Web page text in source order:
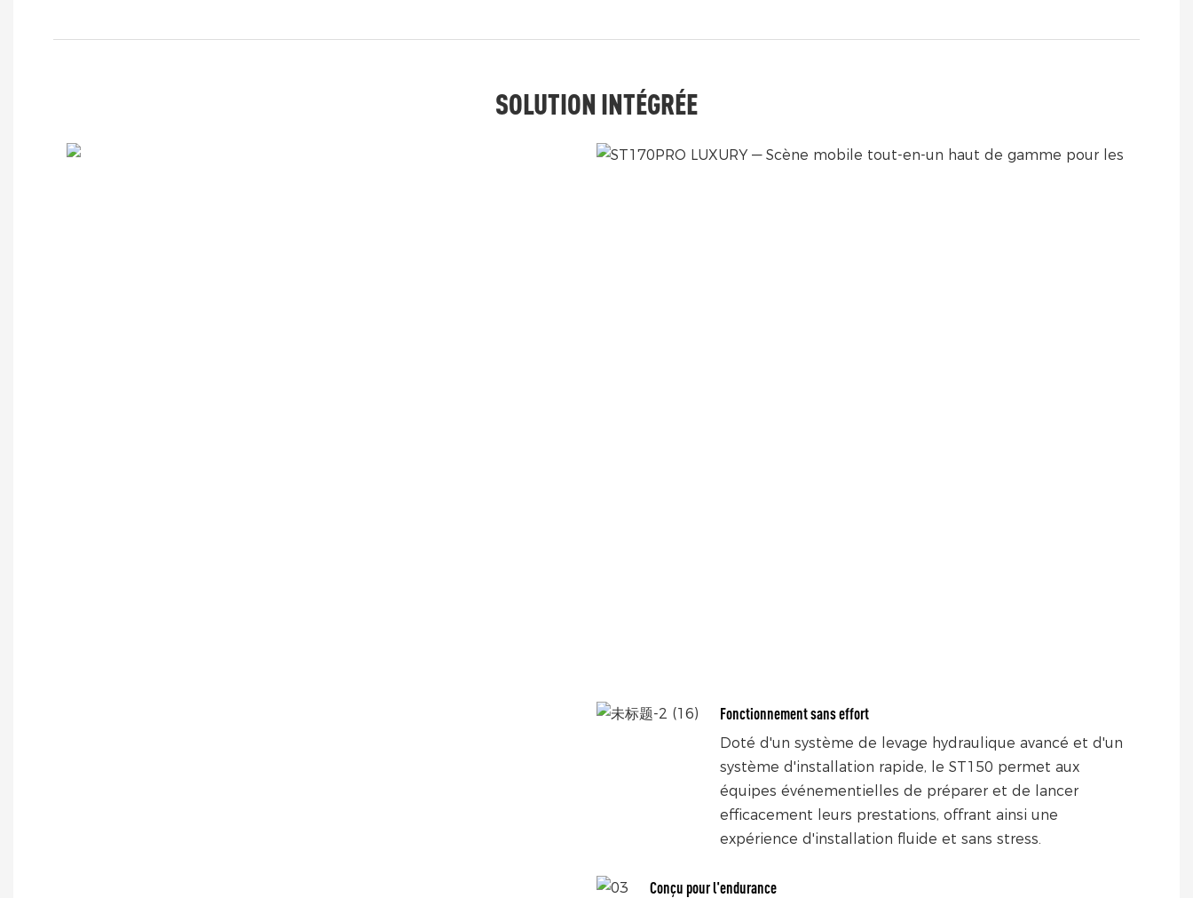
SOLUTION INTÉGRÉE
Fonctionnement sans effort
Doté d'un système de levage hydraulique avancé et d'un
système d'installation rapide, le ST150 permet aux
équipes événementielles de préparer et de lancer
efficacement leurs prestations, offrant ainsi une
expérience d'installation fluide et sans stress.
Conçu pour l'endurance